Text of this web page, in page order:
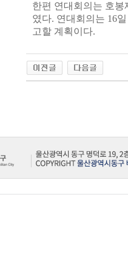
한편 연대회의는 호
였다. 연대회의는 16
고할 계획이다.